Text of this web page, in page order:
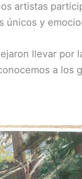
artistas
únicos y
llevar por
a los